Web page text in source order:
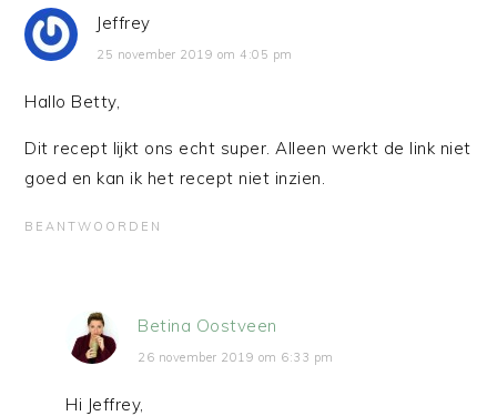
Jeffrey
25 november 2019 om 4:05 pm
Hallo Betty,
Dit recept lijkt ons echt super. Alleen werkt de link niet
goed en kan ik het recept niet inzien.
BEANTWOORDEN
Betina Oostveen
26 november 2019 om 6:33 pm
Hi Jeffrey,